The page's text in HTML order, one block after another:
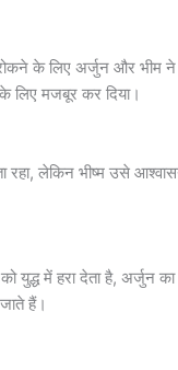
के लिए अर्जुन और भीम
के लिए मजबूर कर दिया।
रहा, लेकिन भीष्म उसे
युद्ध में हरा देता है, अर्जुन
हैं।